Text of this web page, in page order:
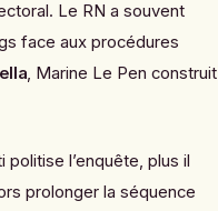
Le RN a souvent
face aux procédures
, Marine Le Pen construit
l’enquête, plus il
prolonger la séquence